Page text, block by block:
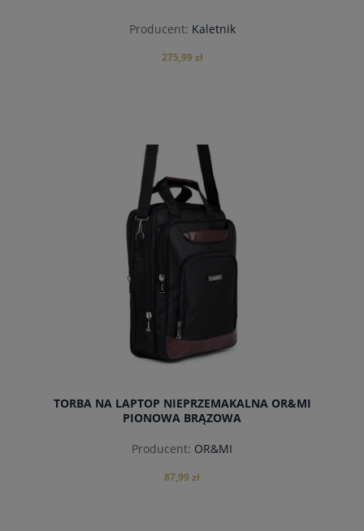
Producent: Kaletnik
275,99 zł
powiadom o dostępności
TORBA NA LAPTOP NIEPRZEMAKALNA OR&MI
PIONOWA BRĄZOWA
Producent: OR&MI
87,99 zł